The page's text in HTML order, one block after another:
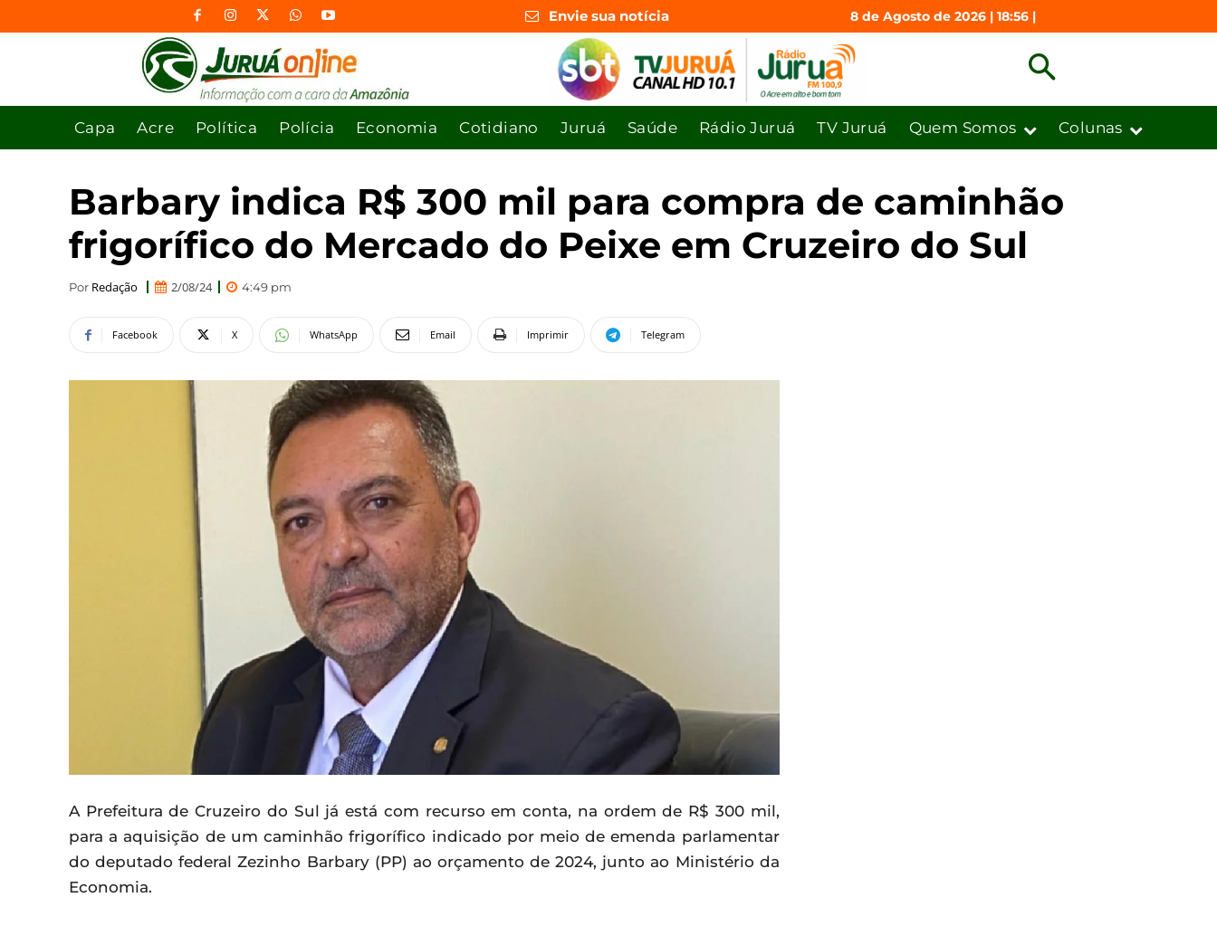
Envie sua notícia 8 de Agosto de 2026 | 18:56 |
Capa Acre Política Polícia Economia Cotidiano Juruá Saúde Rádio Juruá TV Juruá Quem Somos Colunas
Barbary indica R$ 300 mil para compra de caminhão
frigorífico do Mercado do Peixe em Cruzeiro do Sul
Por Redação 2/08/24 4:49 pm
Facebook X WhatsApp Email Imprimir Telegram
A Prefeitura de Cruzeiro do Sul já está com recurso em conta, na ordem de R$ 300 mil,
para a aquisição de um caminhão frigorífico indicado por meio de emenda parlamentar
do deputado federal Zezinho Barbary (PP) ao orçamento de 2024, junto ao Ministério da
Economia.